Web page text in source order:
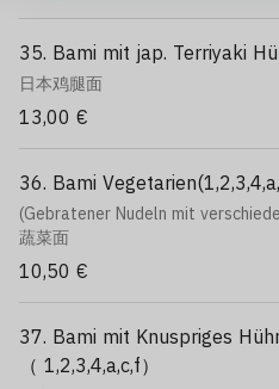
35. Bami mit jap. Terriyaki
日本鸡腿面
13,00 €
36. Bami
(Gebratener Nudeln mit
蔬菜面
10,50 €
37. Bami mit Knuspriges
（ 1,2,3,4,a,c,f）